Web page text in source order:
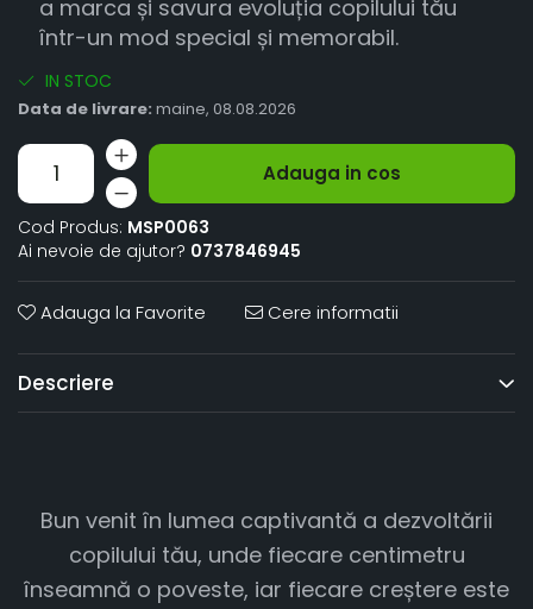
a marca și savura evoluția copilului tău
într-un mod special și memorabil.
IN STOC
Data de livrare: maine, 08.08.2026
Adauga in cos
Cod Produs: MSP0063
Ai nevoie de ajutor? 0737846945
Adauga la Favorite Cere informatii
Descriere
Bun venit în lumea captivantă a dezvoltării
copilului tău, unde fiecare centimetru
înseamnă o poveste, iar fiecare creștere este